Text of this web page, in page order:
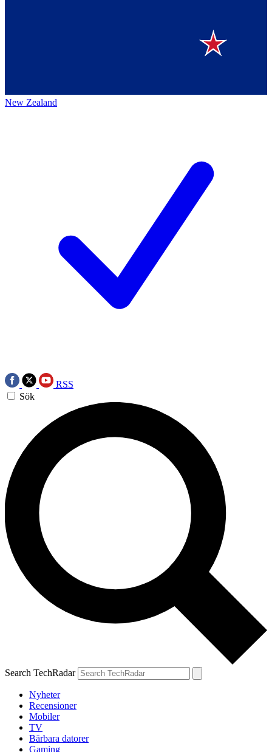
New Zealand
RSS
Sök
Search TechRadar
Nyheter
Recensioner
Mobiler
TV
Bärbara datorer
Gaming